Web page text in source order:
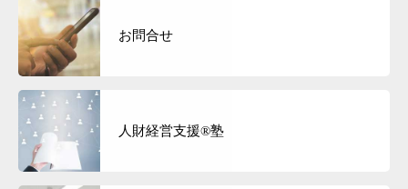
お問合せ
人財経営支援®︎塾
経営計画作成合宿
お客様の声